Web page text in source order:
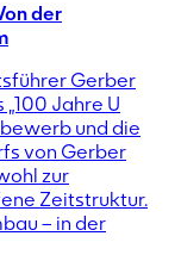
der
Gerber
Jahre U
und die
von Gerber
zur
Zeitstruktur.
– in der